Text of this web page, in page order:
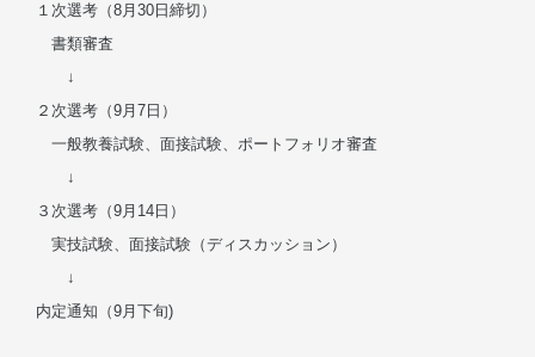
１次選考（8月30日締切）
書類審査
↓
２次選考（9月7日）
一般教養試験、面接試験、ポートフォリオ審査
↓
３次選考（9月14日）
実技試験、面接試験（ディスカッション）
↓
内定通知（9月下旬)